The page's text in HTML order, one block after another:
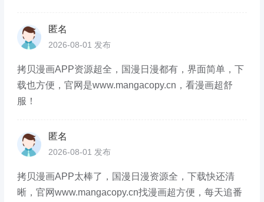
匿名
2026-08-01 发布
拷贝漫画APP资源超全，国漫日漫都有，界面简单，下
载也方便，官网是www.mangacopy.cn，看漫画超舒
服！
匿名
2026-08-01 发布
拷贝漫画APP太棒了，国漫日漫资源全，下载快还清
晰，官网www.mangacopy.cn找漫画超方便，每天追番